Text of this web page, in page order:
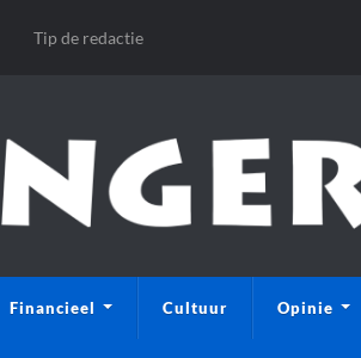
Tip de redactie
Financieel Cultuur Opinie